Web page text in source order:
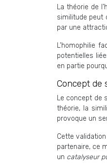
La théorie de
similitude peut
par une
L’homophilie
potentielles
en partie
Concept de
Le concept de
théorie, la
provoque un
Cette
partenaire, ce
un catalyseur